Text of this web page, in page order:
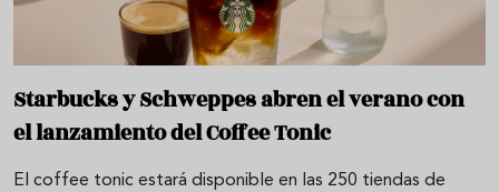
Starbucks y Schweppes abren el verano con
el lanzamiento del Coffee Tonic
El coffee tonic estará disponible en las 250 tiendas de